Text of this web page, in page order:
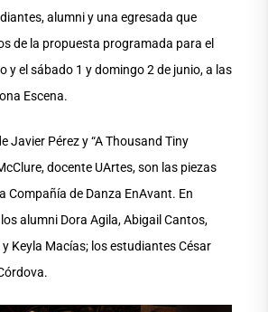
alumni y una egresada que
de la propuesta programada para el
y el sábado 1 y domingo 2 de junio, a las
Escena.
Javier Pérez y “A Thousand Tiny
docente UArtes, son las piezas
Compañía de Danza EnAvant. En
alumni Dora Agila, Abigail Cantos,
Keyla Macías; los estudiantes César